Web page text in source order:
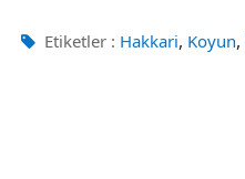
Etiketler : Hakkari, Koyun,